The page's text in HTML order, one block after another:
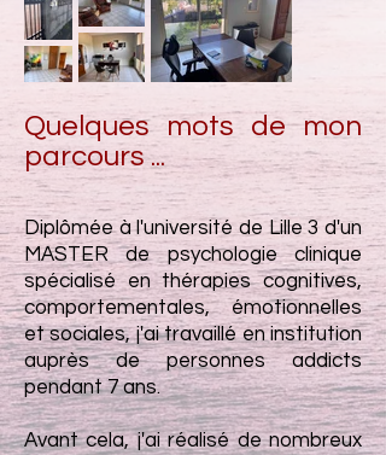
Quelques mots de mon
parcours ...
Diplômée à l'université de Lille 3 d'un
MASTER de psychologie clinique
spécialisé en thérapies cognitives,
comportementales, émotionnelles
et sociales, j'ai travaillé en institution
auprès de personnes addicts
pendant 7 ans.
Avant cela, j'ai réalisé de nombreux